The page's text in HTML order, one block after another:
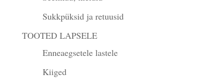
Sukkpüksid ja retuusid
TOOTED LAPSELE
Enneaegsetele lastele
Kiiged